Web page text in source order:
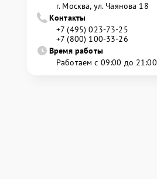
г. Москва, ул. Чаянова 18
Контакты
+7 (495) 023-73-25
+7 (800) 100-33-26
Время работы
Работаем с 09:00 до 21:00